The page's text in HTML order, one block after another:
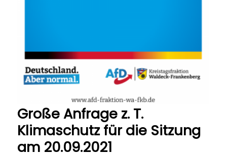
Große Anfrage z. T.
Klimaschutz für die Sitzung
am 20.09.2021